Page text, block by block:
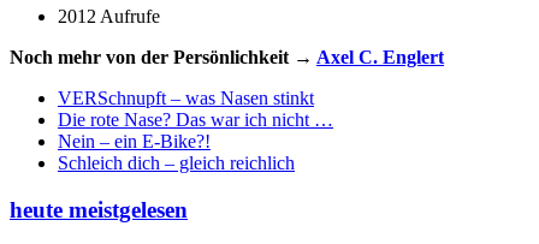
2012 Aufrufe
Noch mehr von der Persönlichkeit → Axel C. Englert
VERSchnupft – was Nasen stinkt
Die rote Nase? Das war ich nicht …
Nein – ein E-Bike?!
Schleich dich – gleich reichlich
heute meistgelesen